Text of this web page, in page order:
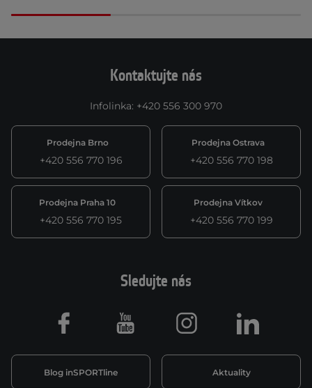
Kontaktujte nás
Infolinka: +420 556 300 970
Prodejna Brno
+420 556 770 196
Prodejna Ostrava
+420 556 770 198
Prodejna Praha 10
+420 556 770 195
Prodejna Vítkov
+420 556 770 199
Sledujte nás
Blog inSPORTline Aktuality
Facebook Youtube Instagram LinkedIn